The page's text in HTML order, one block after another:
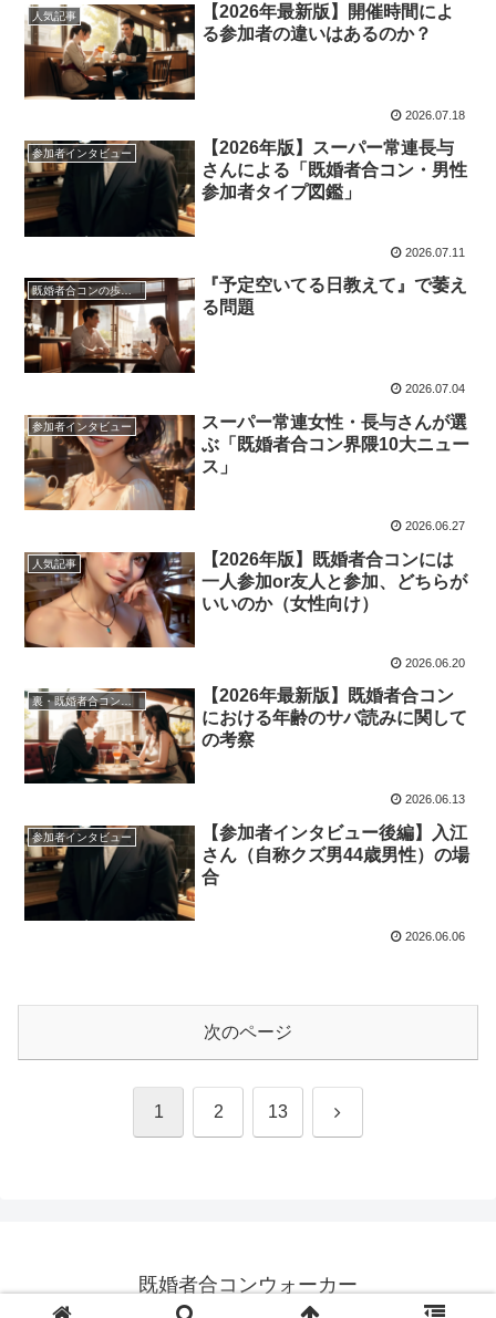
人気記事
【2026年最新版】開催時間によ
る参加者の違いはあるのか？
2026.07.18
参加者インタビュー
【2026年版】スーパー常連長与
さんによる「既婚者合コン・男性
参加者タイプ図鑑」
2026.07.11
既婚者合コンの歩き方
『予定空いてる日教えて』で萎え
る問題
2026.07.04
参加者インタビュー
スーパー常連女性・長与さんが選
ぶ「既婚者合コン界隈10大ニュー
ス」
2026.06.27
人気記事
【2026年版】既婚者合コンには
一人参加or友人と参加、どちらが
いいのか（女性向け）
2026.06.20
【2026年最新版】既婚者合コン
における年齢のサバ読みに関して
の考察
2026.06.13
参加者インタビュー
【参加者インタビュー後編】入江
さん（自称クズ男44歳男性）の場
合
2026.06.06
次のページ
1 2 13 次
既婚者合コンウォーカー